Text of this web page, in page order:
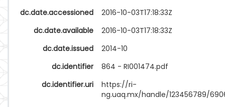
dc.date.accessioned
2016-10-03T17:18:33Z
dc.date.available
2016-10-03T17:18:33Z
dc.date.issued
2014-10
dc.identifier
864 - RI001474.pdf
dc.identifier.uri
https://ri-
ng.uaq.mx/handle/123456789/